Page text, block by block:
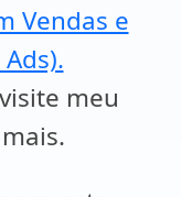
Vendas e
meu